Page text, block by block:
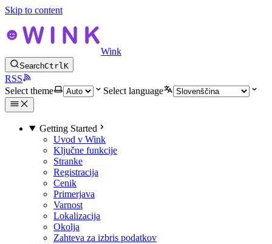
Skip to content
Wink
SearchCtrlK
RSS
Select theme
Select language
Getting Started
Uvod v Wink
Ključne funkcije
Stranke
Registracija
Cenik
Primerjava
Varnost
Lokalizacija
Okolja
Zahteva za izbris podatkov